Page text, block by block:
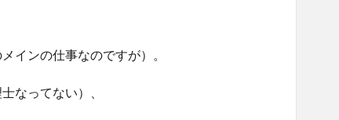
インの仕事なのですが）。
なってない）、